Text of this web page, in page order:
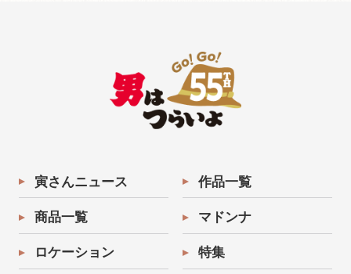
寅さんニュース 作品一覧
商品一覧 マドンナ
ロケーション 特集